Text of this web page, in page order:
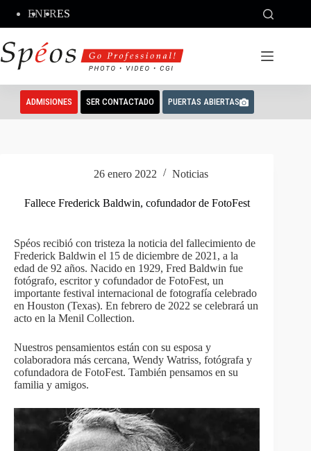
contenido
ENFRES
ADMISIONES SER CONTACTADO PUERTAS ABIERTAS
26 enero 2022 Noticias
Fallece Frederick Baldwin, cofundador de FotoFest
Spéos recibió con tristeza la noticia del fallecimiento de
Frederick Baldwin el 15 de diciembre de 2021, a la
edad de 92 años. Nacido en 1929, Fred Baldwin fue
fotógrafo, escritor y cofundador de FotoFest, un
importante festival internacional de fotografía celebrado
en Houston (Texas). En febrero de 2022 se celebrará un
acto en la Menil Collection.
Nuestros pensamientos están con su esposa y
colaboradora más cercana, Wendy Watriss, fotógrafa y
cofundadora de FotoFest. También pensamos en su
familia y amigos.